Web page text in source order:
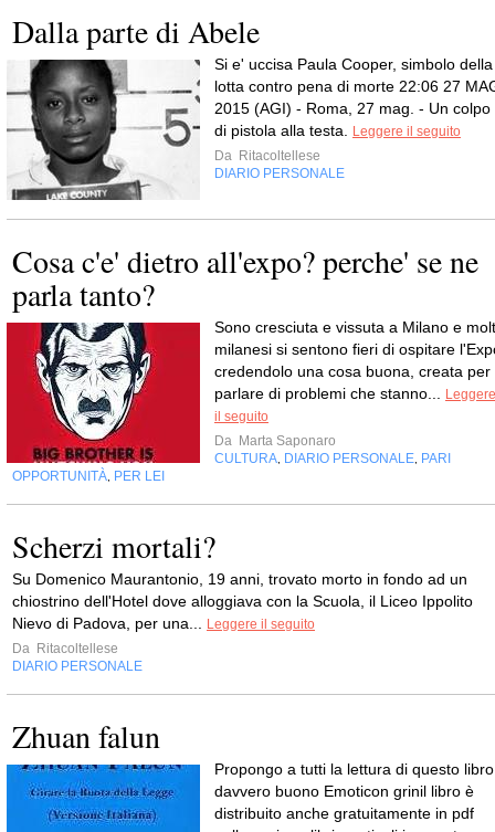
Dalla parte di Abele
Si e' uccisa Paula Cooper, simbolo della
lotta contro pena di morte 22:06 27
2015 (AGI) - Roma, 27 mag. - Un colpo
di pistola alla testa. Leggere il seguito
Da Ritacoltellese
DIARIO PERSONALE
Cosa c'e' dietro all'expo? perche' se ne
parla tanto?
Sono cresciuta e vissuta a Milano e
milanesi si sentono fieri di ospitare
credendolo una cosa buona, creata per
parlare di problemi che stanno... Leggere
il seguito
Da Marta Saponaro
CULTURA, DIARIO PERSONALE, PARI
OPPORTUNITÀ, PER LEI
Scherzi mortali?
Su Domenico Maurantonio, 19 anni, trovato morto in fondo ad un
chiostrino dell'Hotel dove alloggiava con la Scuola, il Liceo Ippolito
Nievo di Padova, per una... Leggere il seguito
Da Ritacoltellese
DIARIO PERSONALE
Zhuan falun
Propongo a tutti la lettura di questo libro
davvero buono Emoticon grinil libro è
distribuito anche gratuitamente in pdf